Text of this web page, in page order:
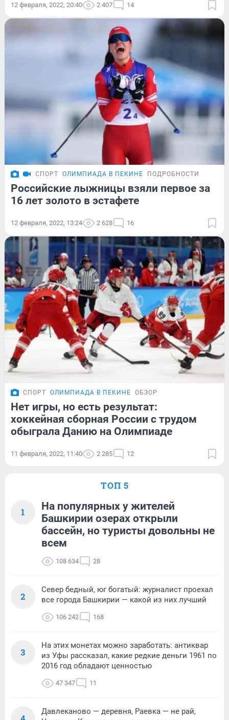
12 февраля, 2022, 20:40 2 407 14
СПОРТ ОЛИМПИАДА В ПЕКИНЕ ПОДРОБНОСТИ
Российские лыжницы взяли первое за
16 лет золото в эстафете
12 февраля, 2022, 13:24 2 628 16
СПОРТ ОЛИМПИАДА В ПЕКИНЕ ОБЗОР
Нет игры, но есть результат:
хоккейная сборная России с трудом
обыграла Данию на Олимпиаде
11 февраля, 2022, 11:40 2 285 12
ТОП 5
1
На популярных у жителей
Башкирии озерах открыли
бассейн, но туристы довольны не
всем
108 634 28
2
Север бедный, юг богатый: журналист проехал
все города Башкирии — какой из них лучший
106 242 168
3
На этих монетах можно заработать: антиквар
из Уфы рассказал, какие редкие деньги 1961 по
2016 год обладают ценностью
47 347 11
Давлеканово — деревня, Раевка — не рай,